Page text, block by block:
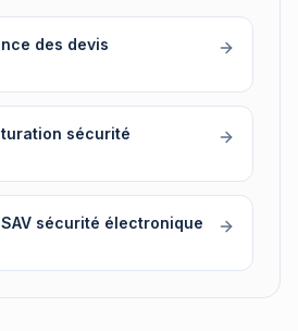
des devis
sécurité
sécurité électronique